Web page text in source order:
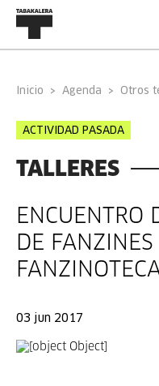
Inicio Agenda Otros
ACTIVIDAD PASADA
TALLERES
ENCUENTRO
DE
03 jun 2017